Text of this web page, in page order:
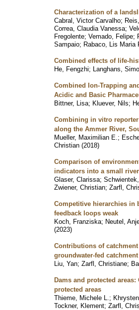
Characterization of a
Cabral, Victor Carvalho;
Correa, Claudia Vanessa;
Fregolente; Vemado, Felipe;
Sampaio; Rabaco, Lis Maria
Combined effects of life-
He, Fengzhi; Langhans,
Combined Ion-Trapping
Acidic and Basic
Bittner, Lisa; Kluever, Nils;
Combining in vitro
along the Ammer River,
Mueller, Maximilian E. ;
Christian (2018)
Comparison of
indicators into a small
Glaser, Clarissa;
Zwiener, Christian; Zarfl,
Competitive hierarchies in
feedback loops weak
Koch, Franziska; Neutel,
(2023)
Contributions of
groundwater-fed catchment
Liu, Yan; Zarfl, Christiane;
Dams and protected
protected areas
Thieme, Michele L. ;
Tockner, Klement; Zarfl,